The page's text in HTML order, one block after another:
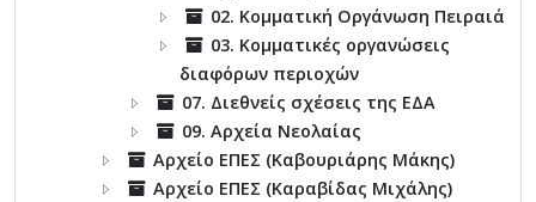
02. Κομματική Οργάνωση Πειραιά
03. Κομματικές οργανώσεις
διαφόρων περιοχών
07. Διεθνείς σχέσεις της ΕΔΑ
09. Αρχεία Νεολαίας
Αρχείο ΕΠΕΣ (Καβουριάρης Μάκης)
Αρχείο ΕΠΕΣ (Καραβίδας Μιχάλης)